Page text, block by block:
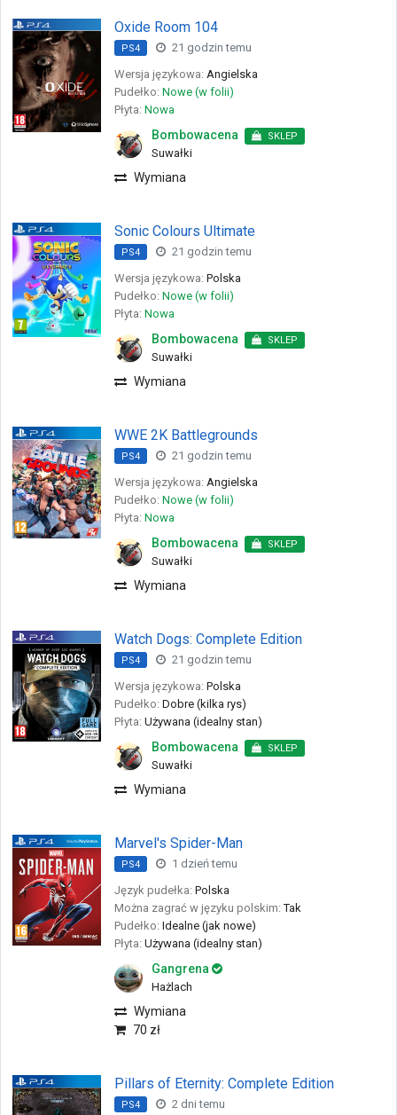
Oxide Room 104
PS4
21 godzin temu
Wersja językowa: Angielska
Pudełko: Nowe (w folii)
Płyta: Nowa
Bombowacena SKLEP
Suwałki
Wymiana
Sonic Colours Ultimate
PS4
21 godzin temu
Wersja językowa: Polska
Pudełko: Nowe (w folii)
Płyta: Nowa
Bombowacena SKLEP
Suwałki
Wymiana
WWE 2K Battlegrounds
PS4
21 godzin temu
Wersja językowa: Angielska
Pudełko: Nowe (w folii)
Płyta: Nowa
Bombowacena SKLEP
Suwałki
Wymiana
Watch Dogs: Complete Edition
PS4
21 godzin temu
Wersja językowa: Polska
Pudełko: Dobre (kilka rys)
Płyta: Używana (idealny stan)
Bombowacena SKLEP
Suwałki
Wymiana
Marvel's Spider-Man
PS4
1 dzień temu
Język pudełka: Polska
Można zagrać w języku polskim: Tak
Pudełko: Idealne (jak nowe)
Płyta: Używana (idealny stan)
Gangrena
Hażlach
Wymiana
70 zł
Pillars of Eternity: Complete Edition
PS4 2 dni temu